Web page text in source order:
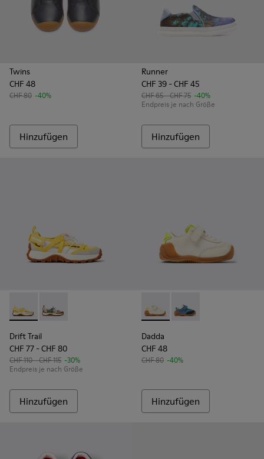
Twins
CHF 48
CHF 80 -40%
Hinzufügen
Runner
CHF 39 - CHF 45
CHF 65 - CHF 75 -40%
Endpreis je nach Größe
Hinzufügen
Drift Trail - K800695-001 - Halboffene Schuhe für Kinder
Drift Trail - K800695-002
Drift Trail
CHF 77 - CHF 80
CHF 110 - CHF 115 -30%
Endpreis je nach Größe
Hinzufügen
Dadda - K800607-008 -
Dadda - K800607-
Dadda
CHF 48
CHF 80 -40%
Hinzufügen